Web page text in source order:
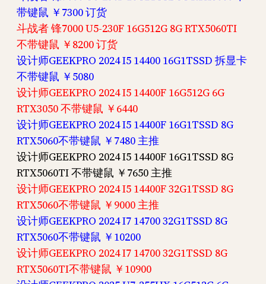
带键鼠 ￥7300 订货
斗战者 锋7000 U5-230F 16G512G 8G RTX5060TI
不带键鼠 ￥8200 订货
设计师GEEKPRO 2024 I5 14400 16G1TSSD 拆显卡
不带键鼠 ￥5080
设计师GEEKPRO 2024 I5 14400F 16G512G 6G
RTX3050 不带键鼠 ￥6440
设计师GEEKPRO 2024 I5 14400F 16G1TSSD 8G
RTX5060不带键鼠 ￥7480 主推
设计师GEEKPRO 2024 I5 14400F 16G1TSSD 8G
RTX5060TI 不带键鼠 ￥7650 主推
设计师GEEKPRO 2024 I5 14400F 32G1TSSD 8G
RTX5060不带键鼠 ￥9000 主推
设计师GEEKPRO 2024 I7 14700 32G1TSSD 8G
RTX5060不带键鼠 ￥10200
设计师GEEKPRO 2024 I7 14700 32G1TSSD 8G
RTX5060TI不带键鼠 ￥10900